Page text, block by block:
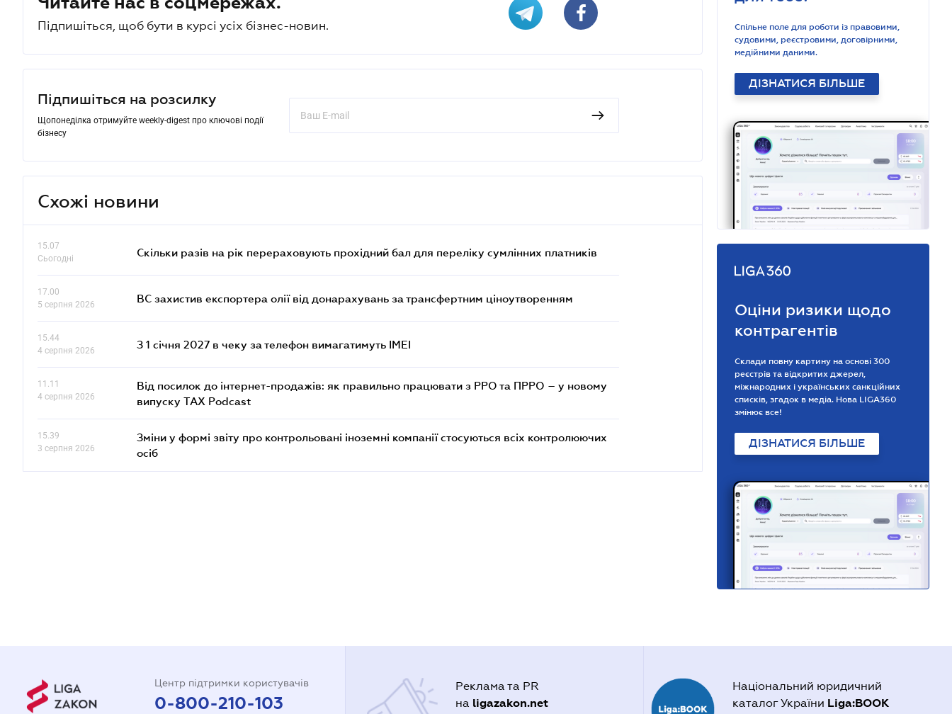
Підпишіться, щоб бути в курсі усіх бізнес-новин.
Підпишіться на розсилку
Щопонеділка отримуйте weekly-digest про ключові події
бізнесу
Схожі новини
15.07
Сьогодні
Скільки разів на рік перераховують прохідний бал для переліку сумлінних платників
17.00
5 серпня 2026
ВС захистив експортера олії від донарахувань за трансфертним ціноутворенням
15.44
4 серпня 2026
З 1 січня 2027 в чеку за телефон вимагатимуть IMEI
11.11
4 серпня 2026
Від посилок до інтернет-продажів: як правильно працювати з РРО та ПРРО – у новому
випуску TAX Podcast
15.39
3 серпня 2026
Зміни у формі звіту про контрольовані іноземні компанії стосуються всіх контролюючих
осіб
Спільне поле для роботи із правовими,
судовими, реєстровими, договірними,
медійними даними.
ДІЗНАТИСЯ БІЛЬШЕ
Оціни ризики щодо
контрагентів
Склади повну картину на основі 300
реєстрів та відкритих джерел,
міжнародних і українських санкційних
списків, згадок в медіа. Нова LIGA360
змінює все!
ДІЗНАТИСЯ БІЛЬШЕ
Центр підтримки користувачів
0-800-210-103
Реклама та PR
на ligazakon.net
Національний юридичний
каталог України Liga:BOOK